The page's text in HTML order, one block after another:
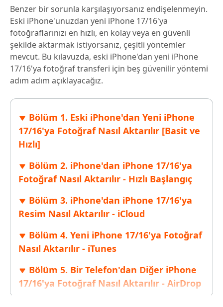
Benzer bir sorunla karşılaşıyorsanız endişelenmeyin.
Eski iPhone'unuzdan yeni iPhone 17/16'ya
fotoğraflarınızı en hızlı, en kolay veya en güvenli
şekilde aktarmak istiyorsanız, çeşitli yöntemler
mevcut. Bu kılavuzda, eski iPhone'dan yeni iPhone
17/16'ya fotoğraf transferi için beş güvenilir yöntemi
adım adım açıklayacağız.
Bölüm 1. Eski iPhone'dan Yeni iPhone
17/16'ya Fotoğraf Nasıl Aktarılır [Basit ve
Hızlı]
Bölüm 2. iPhone'dan iPhone 17/16'ya
Fotoğraf Nasıl Aktarılır - Hızlı Başlangıç
Bölüm 3. iPhone'dan iPhone 17/16'ya
Resim Nasıl Aktarılır - iCloud
Bölüm 4. Yeni iPhone 17/16'ya Fotoğraf
Nasıl Aktarılır - iTunes
Bölüm 5. Bir Telefon'dan Diğer iPhone
17/16'ya Fotoğraf Nasıl Aktarılır - AirDrop